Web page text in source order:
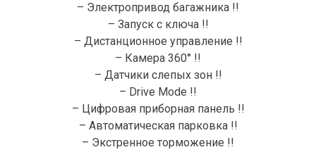
– Электропривод багажника !!
– Запуск с ключа !!
– Дистанционное управление !!
– Камера 360° !!
– Датчики слепых зон !!
– Drive Mode !!
– Цифровая приборная панель !!
– Автоматическая парковка !!
– Экстренное торможение !!